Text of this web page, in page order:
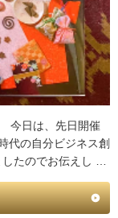
今日は、先日開催
代の自分ビジネス創
たのでお伝えし …